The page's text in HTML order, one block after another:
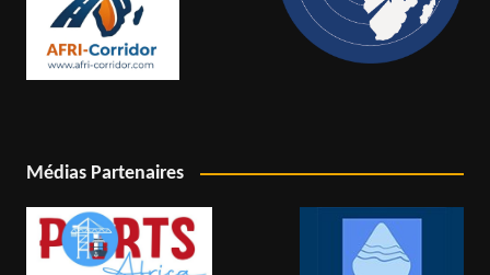
Médias Partenaires